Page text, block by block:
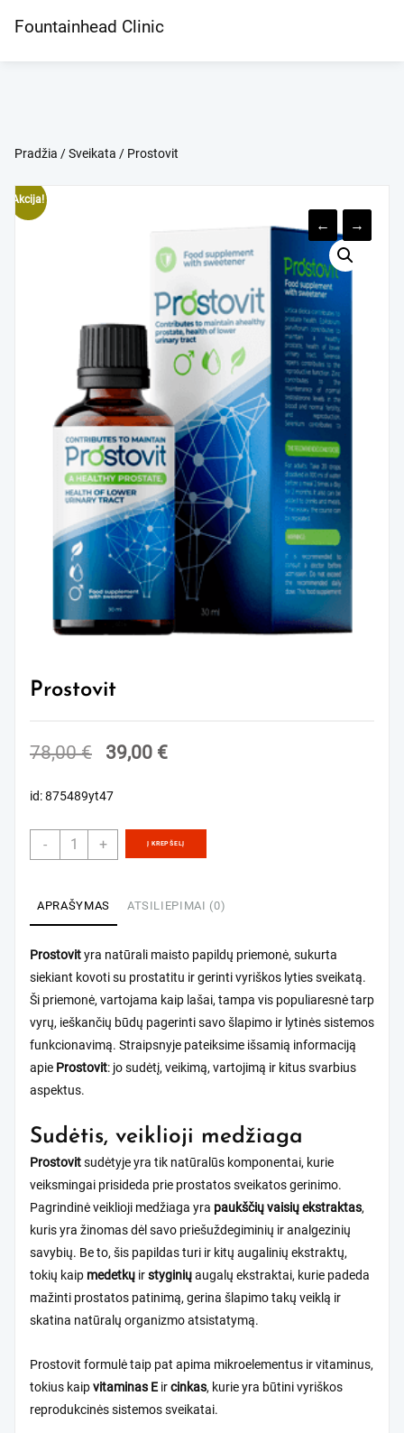
Fountainhead Clinic
Pradžia /Sveikata / Prostovit
Akcija!
← →
Prostovit
78,00€
Original
was:
78,00 €.
39,00 €Current
39,00 €.
id: 875489yt47
-
produkto
kiekis:
+ Į KREPŠELĮ
APRAŠYMAS ATSILIEPIMAI (0)
Prostovityra natūrali maisto papildų priemonė, sukurta
siekiant kovoti su prostatitu ir gerinti vyriškos lyties sveikatą.
Ši priemonė, vartojama kaip lašai, tampa vis populiaresnė tarp
vyrų, ieškančių būdų pagerinti savo šlapimo ir lytinės sistemos
funkcionavimą. Straipsnyje pateiksime išsamią informaciją
apie Prostovit: jo sudėtį, veikimą, vartojimą ir kitus svarbius
aspektus.
Sudėtis, veiklioji medžiaga
Prostovitsudėtyje yra tik natūralūs komponentai, kurie
veiksmingai prisideda prie prostatos sveikatos gerinimo.
Pagrindinė veiklioji medžiaga yra paukščių vaisių ekstraktas,
kuris yra žinomas dėl savo priešuždegiminių ir analgezinių
savybių. Be to, šis papildas turi ir kitų augalinių ekstraktų,
tokių kaip medetkų irstyginiųaugalų ekstraktai, kurie padeda
mažinti prostatos patinimą, gerina šlapimo takų veiklą ir
skatina natūralų organizmo atsistatymą.
Prostovit formulė taip pat apima mikroelementus ir vitaminus,
tokius kaipvitaminas E ircinkas, kurie yra būtini vyriškos
reprodukcinės sistemos sveikatai.